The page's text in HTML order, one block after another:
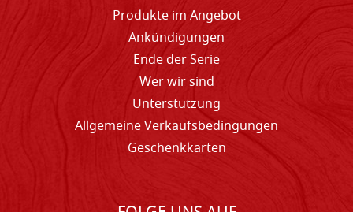
Produkte im Angebot
Ankündigungen
Ende der Serie
Wer wir sind
Unterstutzung
Allgemeine Verkaufsbedingungen
Geschenkkarten